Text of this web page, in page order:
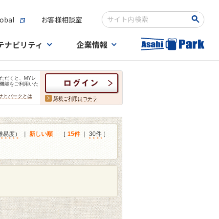
お客様相談室
検索キーワード入力
ナビリティ 企業情報
だくと、MYレ
能をご利用いた
ヒパークとは 新規ご利用はコチラ
度） 新しい順 ［ 15件｜ 30件 ］